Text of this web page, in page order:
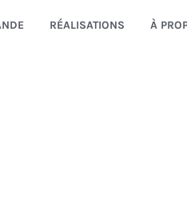
RÉALISATIONS À